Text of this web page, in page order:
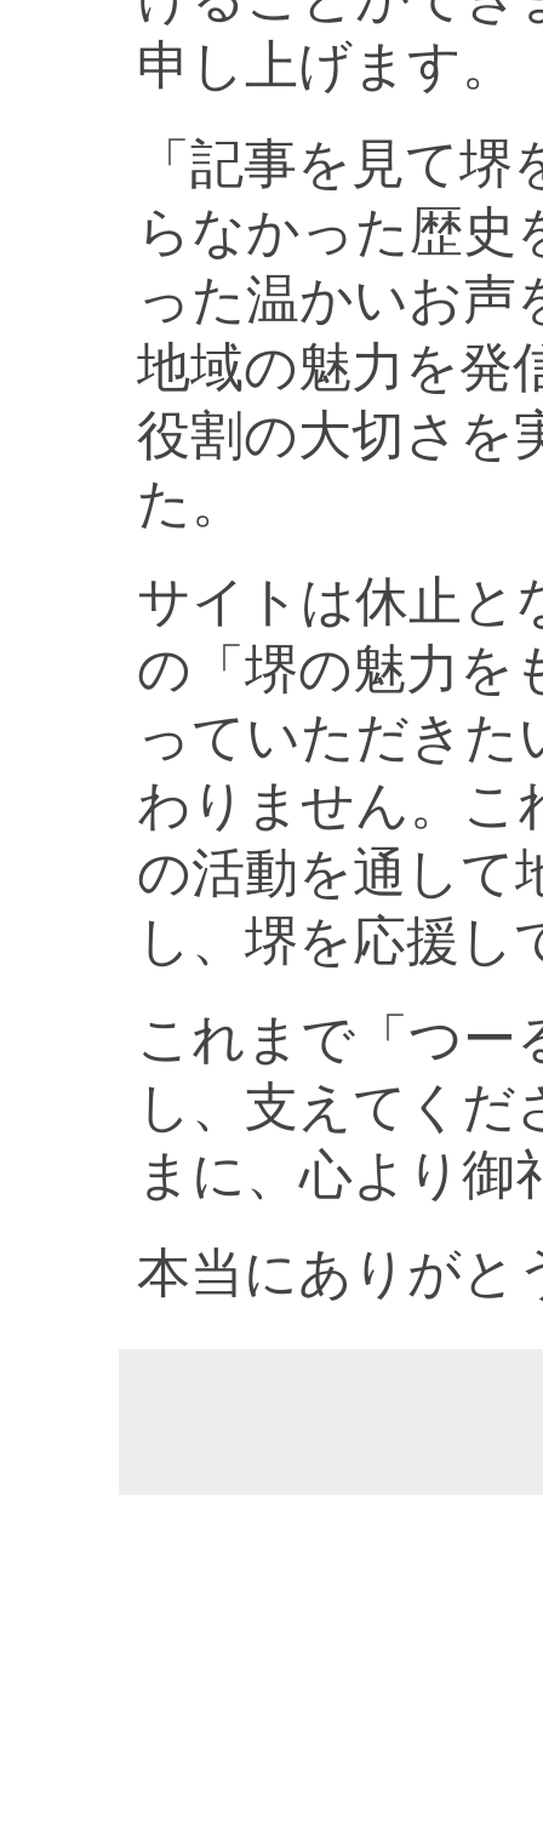
申し上げます。
「記事を見て
らなかった歴史
った温かいお声
地域の魅力を発
役割の大切さを
た。
サイトは休止と
の「堺の魅力を
っていただきた
わりません。こ
の活動を通して
し、堺を応援し
これまで「つー
し、支えてく
まに、心より御
本当にありがと